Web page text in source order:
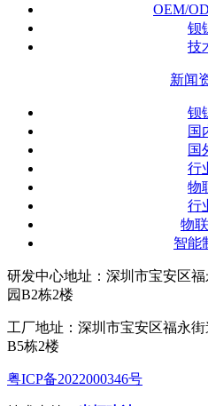
OEM/
钡
技
新闻
钡
国
国
行
物
行
物
智能
研发中心地址：深圳市宝安区
园B2栋2楼
工厂地址：深圳市宝安区福永
B5栋2楼
粤ICP备2022000346号